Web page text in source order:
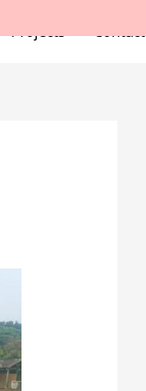
Projects Contact